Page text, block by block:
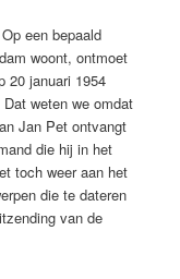
een bepaald
woont, ontmoet
20 januari 1954
weten we omdat
Jan Pet ontvangt
die hij in het
toch weer aan het
die te dateren
van de